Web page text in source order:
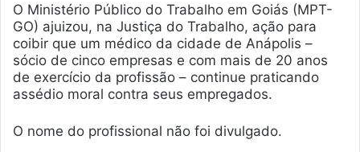
O Ministério Público do Trabalho em Goiás (MPT-
GO) ajuizou, na Justiça do Trabalho, ação para
coibir que um médico da cidade de Anápolis –
sócio de cinco empresas e com mais de 20 anos
de exercício da profissão – continue praticando
assédio moral contra seus empregados.
O nome do profissional não foi divulgado.